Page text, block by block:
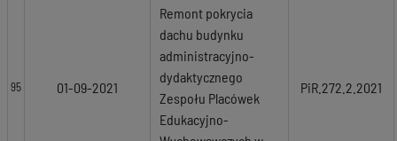
95 01-09-2021
Remont pokrycia
dachu budynku
administracyjno-
dydaktycznego
Zespołu Placówek
Edukacyjno-
PiR.272.2.2021